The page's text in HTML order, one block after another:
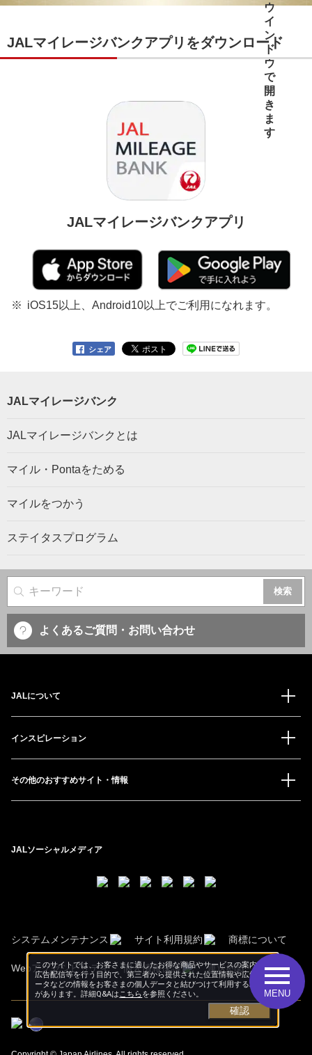
MENU
JALマイレージバンクアプリをダウンロード
JALマイレージバンクアプリ
iOS15以上、Android10以上でご利用になれます。
シェア
JALマイレージバンク
JALマイレージバンクとは
マイル・Pontaをためる
マイルをつかう
ステイタスプログラム
サイト内検索
よくあるご質問・お問い合わせ
JALについて
インスピレーション
その他のおすすめサイト・情報
JALソーシャルメディア
システムメンテナンス サイト利用規約 商標について
Webアクセシビリティ 個人情報保護 運送約款
このサイトでは、お客さまに適したお得な商品やサービスの案内、
広告配信等を行う目的で、第三者から提供された位置情報や広告デ
ータなどの情報をお客さまの個人データと結びつけて利用する場合
があります。詳細Q&Aはこちらを参照ください。
確認